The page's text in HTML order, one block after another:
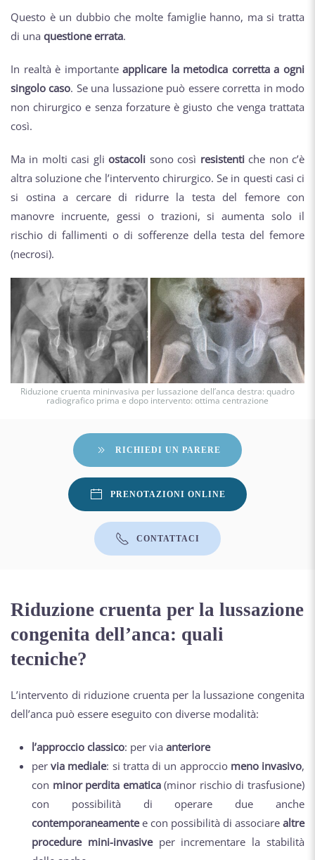
Questo è un dubbio che molte famiglie hanno, ma si tratta
di una questione errata.
In realtà è importanteapplicare la metodica corretta a ogni
singolo caso. Se una lussazione può essere corretta in modo
non chirurgico e senza forzature è giusto che venga trattata
così.
Ma in molti casi gliostacoli sono così resistentiche non c’è
altra soluzione che l’intervento chirurgico. Se in questi casi ci
si ostina a cercare di ridurre la testa del femore con
manovre incruente, gessi o trazioni, si aumenta solo il
rischio di fallimenti o di sofferenze della testa del femore
(necrosi).
Riduzione cruenta mininvasiva per lussazione dell’anca destra: quadro
radiografico prima e dopo intervento: ottima centrazione
RICHIEDI UN PARERE
PRENOTAZIONI ONLINE
CONTATTACI
Riduzione cruenta per la lussazione
congenita dell’anca: quali
tecniche?
L’intervento di riduzione cruenta per la lussazione congenita
dell’anca può essere eseguito con diverse modalità:
l’approccio classico: per via anteriore
pervia mediale: si tratta di un approccio meno invasivo,
con minor perdita ematica(minor rischio di trasfusione)
con possibilità di operare due anche
contemporaneamentee con possibilità di associare altre
procedure mini-invasiveper incrementare la stabilità